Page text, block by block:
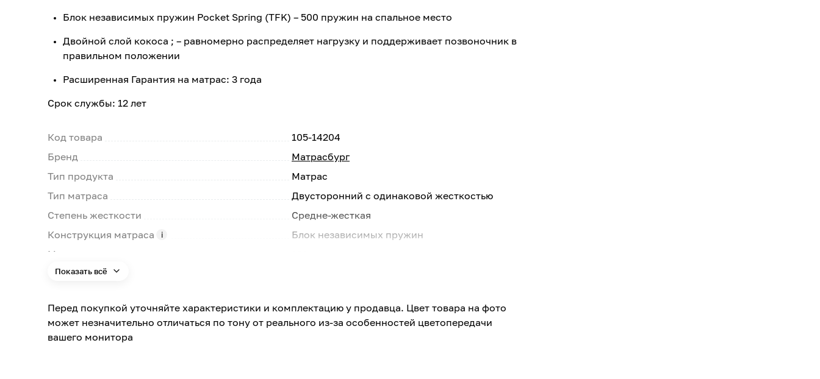
Блок независимых пружин Pocket Spring (TFK) – 500 пружин на спальное место
Двойной слой кокоса ; – равномерно распределяет нагрузку и поддерживает позвоночник в
правильном положении
Расширенная Гарантия на матрас: 3 года
Срок службы: 12 лет
Код товара
105-14204
Бренд
Матрасбург
Тип продукта
Матрас
Тип матраса
Двусторонний с одинаковой жесткостью
Степень жесткости
Средне-жесткая
Конструкция матраса
Блок независимых пружин
Максимальная нагрузка на одно спальное место
Ширина
Цвет
Белый
Показать всё
Перед покупкой уточняйте характеристики и комплектацию у продавца. Цвет товара на фото
может незначительно отличаться по тону от реального из-за особенностей цветопередачи
вашего монитора